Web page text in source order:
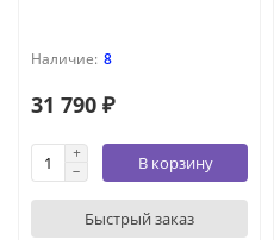
8
31 790 ₽
В корзину
Быстрый заказ